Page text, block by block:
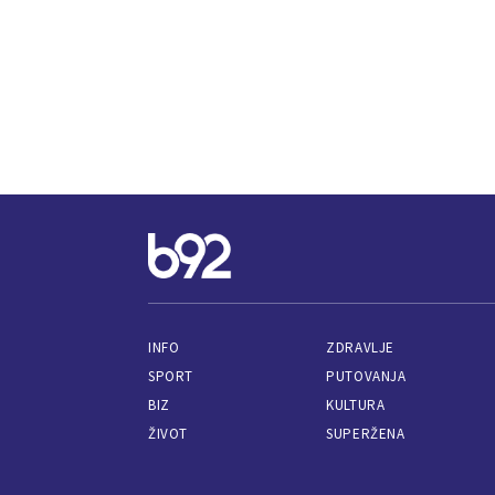
INFO
SPORT
BIZ
ŽIVOT
ZDRAVLJE
PUTOVANJA
KULTURA
SUPERŽENA